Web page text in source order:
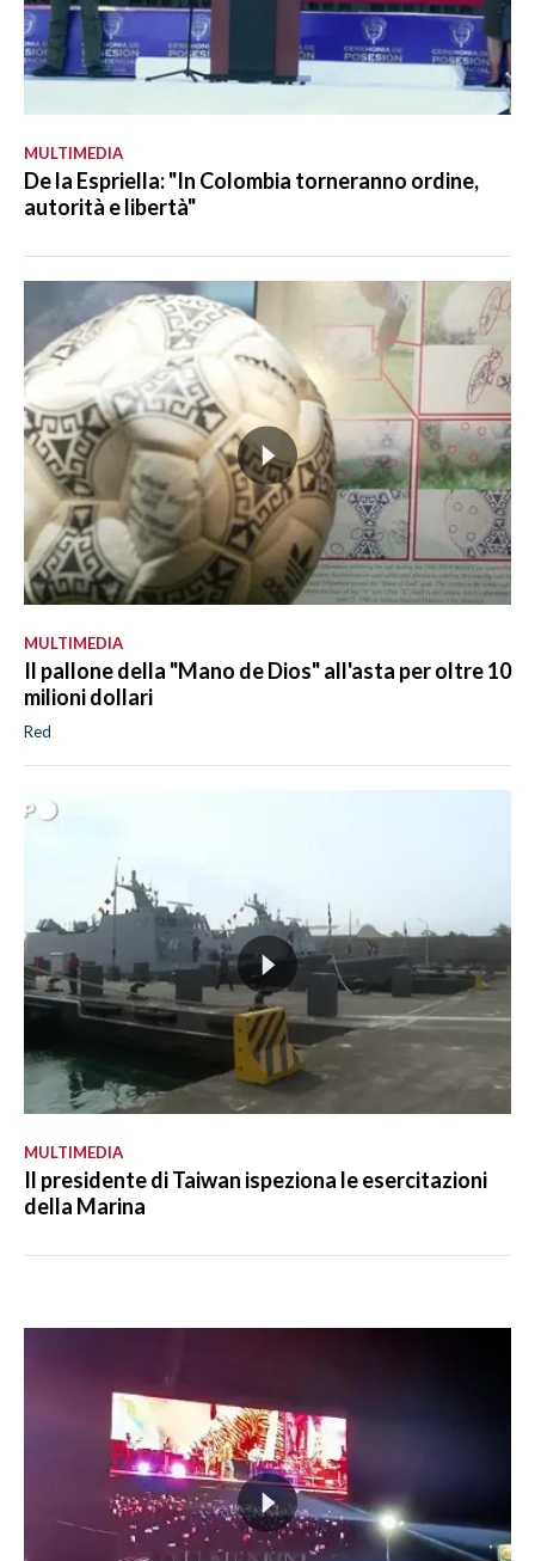
MULTIMEDIA
De la Espriella: "In Colombia torneranno ordine,
autorità e libertà"
MULTIMEDIA
Il pallone della "Mano de Dios" all'asta per oltre 10
milioni dollari
Red
MULTIMEDIA
Il presidente di Taiwan ispeziona le esercitazioni
della Marina